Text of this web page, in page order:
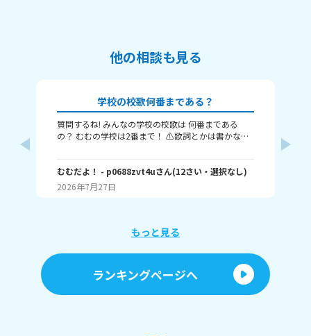
他の相談も見る
学校の校歌何番まである？
質問するね! みんなの学校の校歌は 何番まである
の？ むむの学校は2番まで！ ⚠️歌詞とかは書かない
むむだよ！ - p0688zvt4uさん(12さい・ 選択なし)
2026年7月27日
もっと見る
ランキングページへ